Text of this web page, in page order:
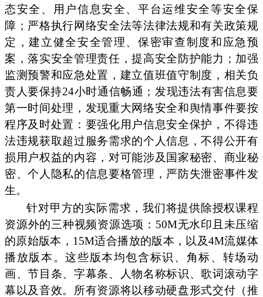
态安全、用户信息安全、平台运维安全等安全保
障；严格执行网络安全法等法律法规和有关政策规
定，建立健全安全管理、保密审查制度和应急预
案，落实安全管理责任，提高安全防护能力；加强
监测预警和应急处置，建立值班值守制度，相关负
责人要保持24小时通信畅通；发现违法有害信息要
第一时间处理，发现重大网络安全和舆情事件要按
程序及时处置：要强化用户信息安全保护，不得违
法违规获取超过服务需求的个人信息，不得公开有
损用户权益的内容，对可能涉及国家秘密、商业秘
密、个人隐私的信息要格管理，严防失泄密事件发
生。
针对甲方的实际需求，我们将提供除授权课程
资源外的三种视频资源选项：50M无水印且未压缩
的原始版本，15M适合播放的版本，以及4M流媒体
播放版本。这些版本均包含标识、角标、转场动
画、节目条、字幕条、人物名称标识、歌词滚动字
幕以及音效。所有资源将以移动硬盘形式交付（推